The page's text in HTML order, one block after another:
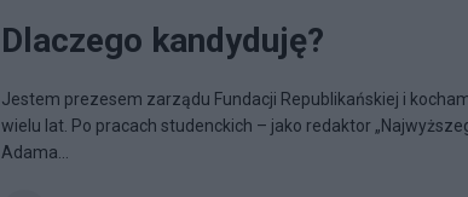
Dlaczego kandyduję?
Jestem prezesem zarządu Fundacji Republikańskiej i
wielu lat. Po pracach studenckich – jako redaktor
Adama...